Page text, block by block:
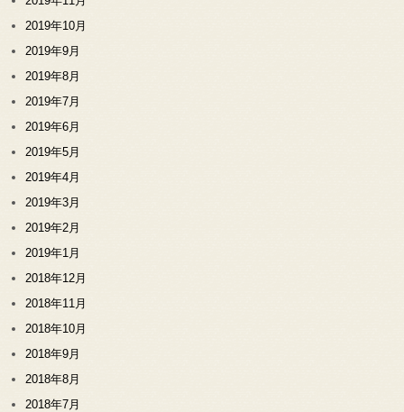
2019年10月
2019年9月
2019年8月
2019年7月
2019年6月
2019年5月
2019年4月
2019年3月
2019年2月
2019年1月
2018年12月
2018年11月
2018年10月
2018年9月
2018年8月
2018年7月